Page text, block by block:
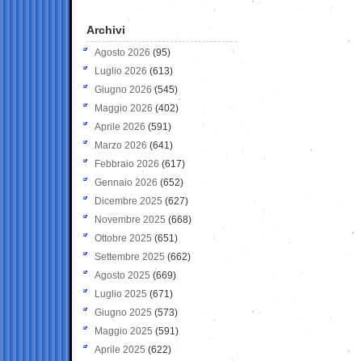
Archivi
Agosto 2026 (95)
Luglio 2026 (613)
Giugno 2026 (545)
Maggio 2026 (402)
Aprile 2026 (591)
Marzo 2026 (641)
Febbraio 2026 (617)
Gennaio 2026 (652)
Dicembre 2025 (627)
Novembre 2025 (668)
Ottobre 2025 (651)
Settembre 2025 (662)
Agosto 2025 (669)
Luglio 2025 (671)
Giugno 2025 (573)
Maggio 2025 (591)
Aprile 2025 (622)